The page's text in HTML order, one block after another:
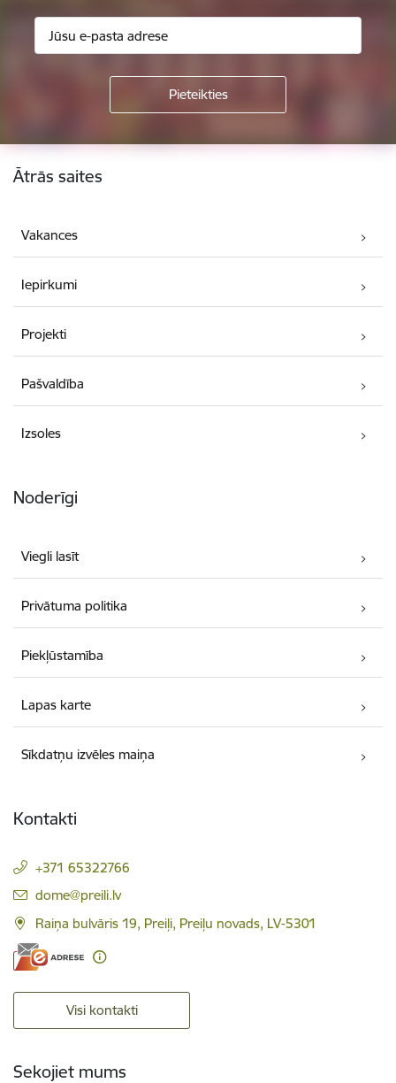
Kājene
Ātrās saites
Vakances
Iepirkumi
Projekti
Pašvaldība
Izsoles
Noderīgi
Viegli lasīt
Privātuma politika
Piekļūstamība
Lapas karte
Sīkdatņu izvēles maiņa
Kontakti
+371 65322766
E-pasts:
dome@preili.lv
Raiņa bulvāris 19, Preiļi, Preiļu novads, LV-5301
Visi kontakti
Sekojiet mums